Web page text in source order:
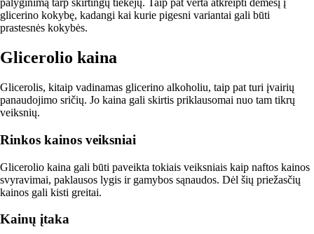
palyginimą tarp skirtingų tiekėjų. Taip pat verta atkreipti dėmesį į
glicerino kokybę, kadangi kai kurie pigesni variantai gali būti
prastesnės kokybės.
Glicerolio kaina
Glicerolis, kitaip vadinamas glicerino alkoholiu, taip pat turi įvairių
panaudojimo sričių. Jo kaina gali skirtis priklausomai nuo tam tikrų
veiksnių.
Rinkos kainos veiksniai
Glicerolio kaina gali būti paveikta tokiais veiksniais kaip naftos kainos
svyravimai, paklausos lygis ir gamybos sąnaudos. Dėl šių priežasčių
kainos gali kisti greitai.
Kainų įtaka